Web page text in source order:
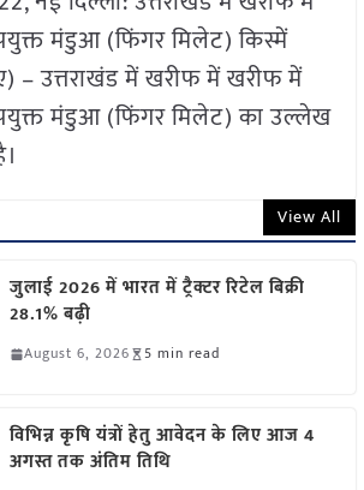
मंडुआ (फिंगर मिलेट) किस्में
– उत्तराखंड में खरीफ में खरीफ में
मंडुआ (फिंगर मिलेट) का उल्लेख
View All
जुलाई 2026 में भारत में ट्रैक्टर रिटेल बिक्री
28.1% बढ़ी
August 6, 2026 5 min read
विभिन्न कृषि यंत्रों हेतु आवेदन के लिए आज 4
अगस्त तक अंतिम तिथि